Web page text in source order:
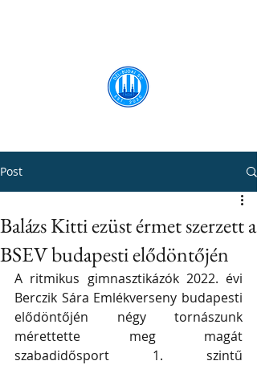
Dél-Budai SC
Post
Balázs Kitti ezüst érmet szerzett a
BSEV budapesti elődöntőjén
A ritmikus gimnasztikázók 2022. évi
Berczik Sára Emlékverseny budapesti
elődöntőjén négy tornászunk
mérettette meg magát
szabadidősport 1. szintű